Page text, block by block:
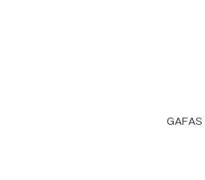
GAFAS